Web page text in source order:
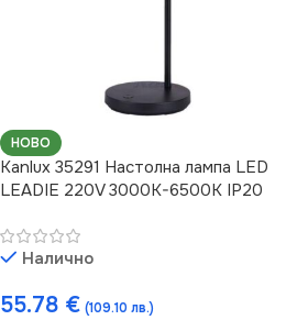
НОВО
Kanlux 35291 Настолна лампа LED
LEADIE 220V 3000K-6500K IP20
Налично
55.78 € (109.10 лв.)